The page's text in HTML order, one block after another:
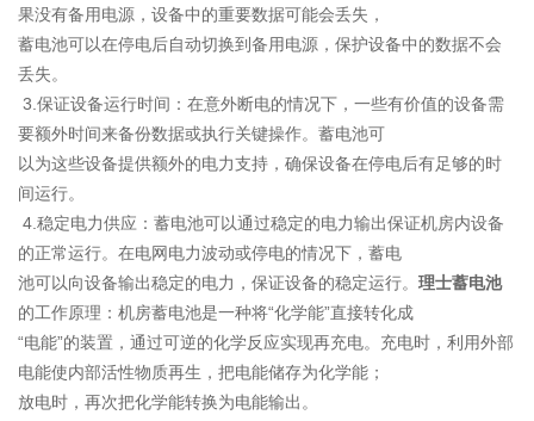
果没有备用电源，设备中的重要数据可能会丢失，
蓄电池可以在停电后自动切换到备用电源，保护设备中的数据不会
丢失‌。
3.‌保证设备运行时间‌：在意外断电的情况下，一些有价值的设备需
要额外时间来备份数据或执行关键操作。蓄电池可
以为这些设备提供额外的电力支持，确保设备在停电后有足够的时
间运行‌。
4. ‌稳定电力供应‌：蓄电池可以通过稳定的电力输出保证机房内设备
的正常运行。在电网电力波动或停电的情况下，蓄电
池可以向设备输出稳定的电力，保证设备的稳定运行。 理士蓄电池
的工作原理‌：机房蓄电池是一种将“化学能”直接转化成
“电能”的装置，通过可逆的化学反应实现再充电。充电时，利用外部
电能使内部活性物质再生，把电能储存为化学能；
放电时，再次把化学能转换为电能输出。